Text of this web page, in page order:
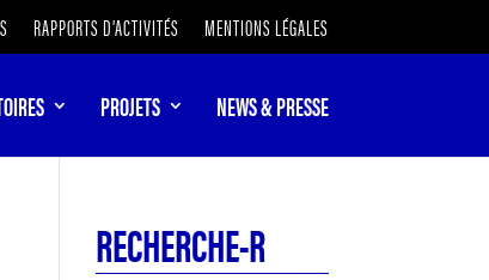
RAPPORTS D’ACTIVITÉS MENTIONS LÉGALES
PROJETS NEWS & PRESSE
RECHERCHE-R